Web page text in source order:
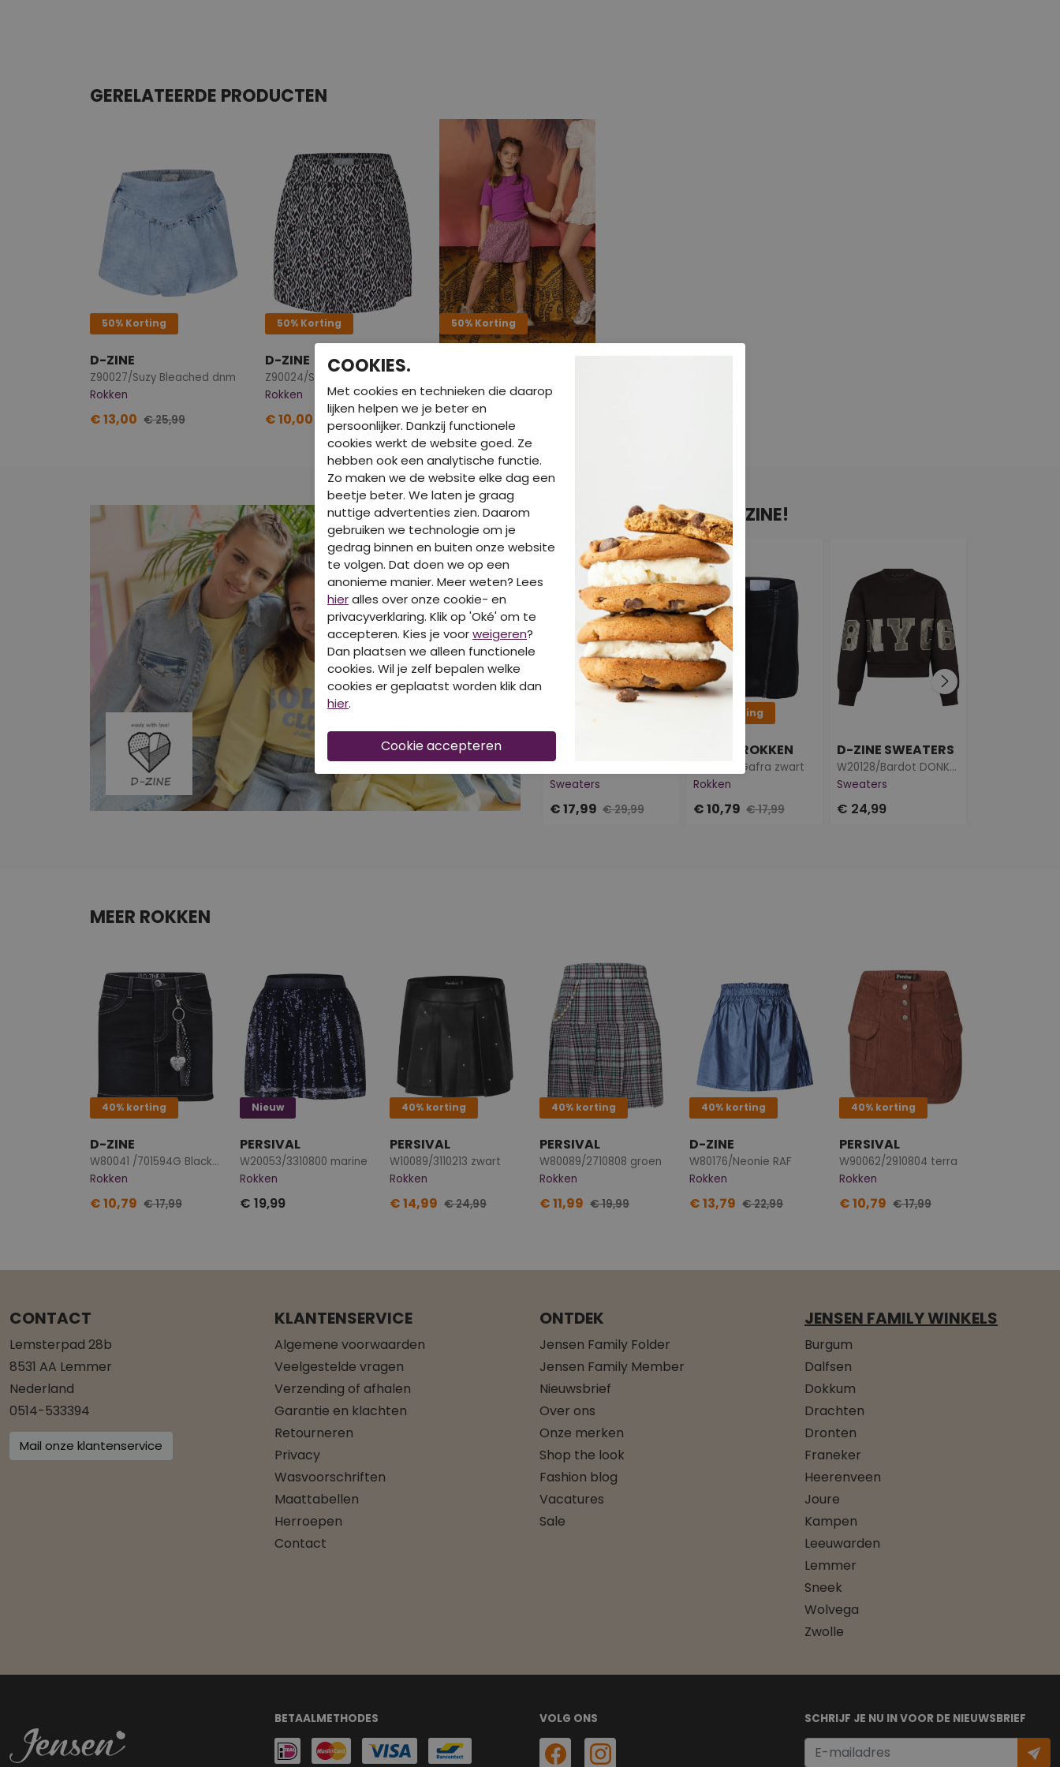
GERELATEERDE PRODUCTEN
50% Korting
D-ZINE
Z90027/Suzy Bleached dnm
Rokken
€ 13,00 € 25,99
50% Korting
D-ZINE
Z90024/Selena aop zwart
Rokken
€ 10,00 € 19,99
50% Korting
Rokken
€ 10,00 € 19,99
DIT IS OOK LEUK VAN D-ZINE!
Sweaters
€ 17,99 € 29,99
40% korting
D-ZINE ROKKEN
W60097/Gafra zwart
Rokken
€ 10,79 € 17,99
D-ZINE SWEATERS
W20128/Bardot DONKER BRUIN
Sweaters
€ 24,99
MEER ROKKEN
40% korting
D-ZINE
W80041 /701594G Black denim
Rokken
€ 10,79 € 17,99
Nieuw
PERSIVAL
W20053/3310800 marine
Rokken
€ 19,99
40% korting
PERSIVAL
W10089/3110213 zwart
Rokken
€ 14,99 € 24,99
40% korting
PERSIVAL
W80089/2710808 groen
Rokken
€ 11,99 € 19,99
40% korting
D-ZINE
W80176/Neonie RAF
Rokken
€ 13,79 € 22,99
40% korting
PERSIVAL
W90062/2910804 terra
Rokken
€ 10,79 € 17,99
CONTACT
Lemsterpad 28b
8531 AA Lemmer
Nederland
0514-533394
Mail onze klantenservice
KLANTENSERVICE
Algemene voorwaarden
Veelgestelde vragen
Verzending of afhalen
Garantie en klachten
Retourneren
Privacy
Wasvoorschriften
Maattabellen
Herroepen
Contact
ONTDEK
Jensen Family Folder
Jensen Family Member
Nieuwsbrief
Over ons
Onze merken
Shop the look
Fashion blog
Vacatures
Sale
JENSEN FAMILY WINKELS
Burgum
Dalfsen
Dokkum
Drachten
Dronten
Franeker
Heerenveen
Joure
Kampen
Leeuwarden
Lemmer
Sneek
Wolvega
Zwolle
BETAALMETHODES SCHRIJF JE NU IN VOOR DE NIEUWSBRIEF
VOLG ONS
COOKIES.
Met cookies en technieken die daarop
lijken helpen we je beter en
persoonlijker. Dankzij functionele
cookies werkt de website goed. Ze
hebben ook een analytische functie.
Zo maken we de website elke dag een
beetje beter. We laten je graag
nuttige advertenties zien. Daarom
gebruiken we technologie om je
gedrag binnen en buiten onze website
te volgen. Dat doen we op een
anonieme manier. Meer weten? Lees
hieralles over onze cookie- en
privacyverklaring. Klik op 'Oké' om te
accepteren. Kies je voorweigeren?
Dan plaatsen we alleen functionele
cookies. Wil je zelf bepalen welke
cookies er geplaatst worden klik dan
hier.